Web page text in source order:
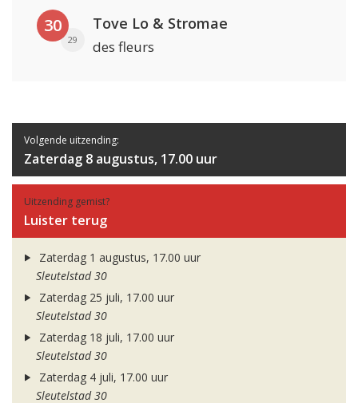
30
29
Tove Lo & Stromae
des fleurs
Volgende uitzending:
Zaterdag 8 augustus, 17.00 uur
Uitzending gemist?
Luister terug
Zaterdag 1 augustus, 17.00 uur
Sleutelstad 30
Zaterdag 25 juli, 17.00 uur
Sleutelstad 30
Zaterdag 18 juli, 17.00 uur
Sleutelstad 30
Zaterdag 4 juli, 17.00 uur
Sleutelstad 30